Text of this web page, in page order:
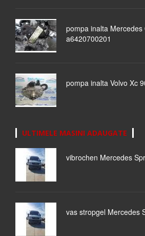
pompa inalta Mercedes
a6420700201
pompa inalta Volvo Xc
ULTIMELE MASINI ADAUGATE
vibrochen Mercedes
vas stropgel Mercedes